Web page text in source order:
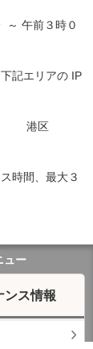
～ 午前３時０
リアの IP
港区
時間、最大３
ュー
ンス情報